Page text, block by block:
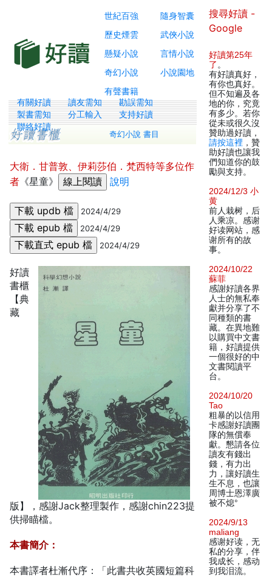
世紀百強
隨身智囊
歷史煙雲
武俠小說
懸疑小說
言情小說
奇幻小說
小說園地
有聲書籍
有關好讀 讀友需知
勘誤需知
製書需知
分工輸入
支持好讀
聯絡好讀
奇幻小說 書目
大衛．甘普敦、伊莉莎伯．梵西特等多位作
者 《星童》 說明
2024/4/29
2024/4/29
2024/4/29
好讀
書櫃
【典
藏
版】，感謝Jack整理製作，感謝chin223提
供掃瞄檔。
本書簡介：
本書譯者杜漸代序：「此書共收英國短篇科
搜尋好讀 -
Google
好讀第25年
了 。
有好讀真好，
有你也真好。
但不知遍及各
地的你，究竟
有多少。若你
從未或很久沒
贊助過好讀，
請按這裡 ，贊
助好讀也讓我
們知道你的鼓
勵與支持。
2024/12/3 小
黄
前人栽树，后
人乘凉。感谢
好读网站，感
谢所有的故
事。
2024/10/22
蘇菲
感謝好讀各界
人士的無私奉
獻并分享了不
同種類的書
藏。在異地難
以購買中文書
籍，好讀提供
一個很好的中
文書閱讀平
台。
2024/10/20
Tao
粗暴的以信用
卡感謝好讀團
隊的無償奉
獻。懇請各位
讀友有錢出
錢，有力出
力，讓好讀生
生不息，也讓
周博士恩澤廣
被不熄°
2024/9/13
maliang
感谢好读，无
私的分享，伴
我成长，感动
到我泪流。